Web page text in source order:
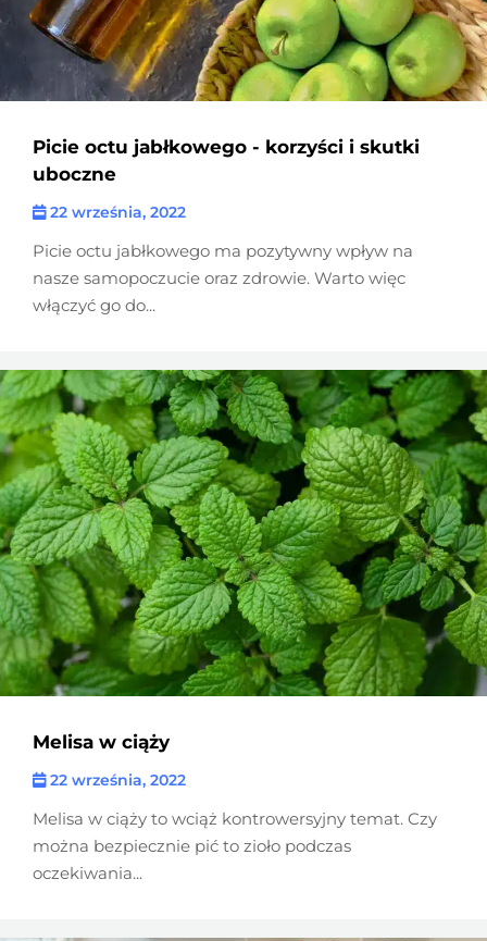
Picie octu jabłkowego - korzyści i skutki
uboczne
22 września, 2022
Picie octu jabłkowego ma pozytywny wpływ na
nasze samopoczucie oraz zdrowie. Warto więc
włączyć go do...
Melisa w ciąży
22 września, 2022
Melisa w ciąży to wciąż kontrowersyjny temat. Czy
można bezpiecznie pić to zioło podczas
oczekiwania...